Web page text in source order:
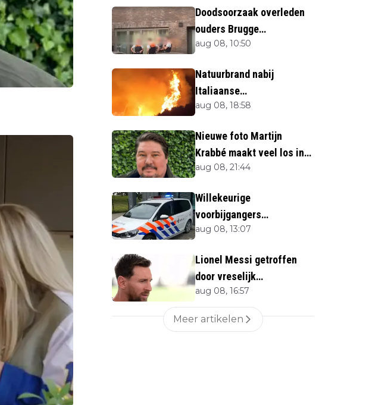
Doodsoorzaak overleden
ouders Brugge
bekendgemaakt
aug 08, 10:50
Natuurbrand nabij
Italiaanse
vakantiebestemming:
gehaald
aug 08, 18:58
Nieuwe foto Martijn
Krabbé maakt veel los in
het hele land
aug 08, 21:44
Willekeurige
voorbijgangers
neergestoken in
aug 08, 13:07
Lionel Messi getroffen
door vreselijk
familieverlies
aug 08, 16:57
Meer artikelen